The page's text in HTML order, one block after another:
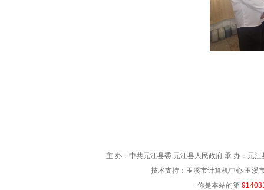
主 办：中共元江县委 元江县人民政府 承 办：元
技术支持：玉溪市计算机中心 玉溪
你是本站的第